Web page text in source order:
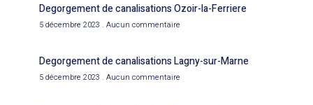
Degorgement de canalisations Ozoir-la-Ferriere
5 décembre 2023 Aucun commentaire
Degorgement de canalisations Lagny-sur-Marne
5 décembre 2023 Aucun commentaire